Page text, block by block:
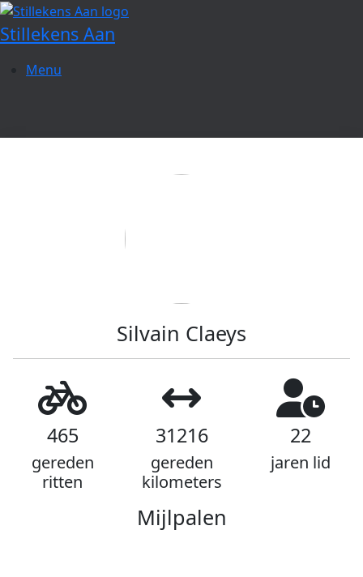
Spring
naar
de
inhoud
Stillekens Aan
Menu
Silvain Claeys
465
gereden
ritten
31216
gereden
kilometers
22
jaren lid
Mijlpalen